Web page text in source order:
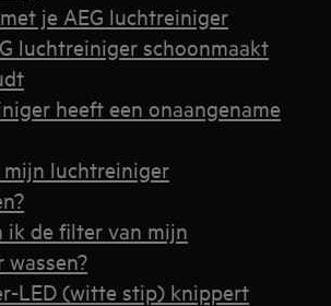
je AEG luchtreiniger
luchtreiniger schoonmaakt
heeft een onaangename
luchtreiniger
ik de filter van mijn
LED (witte stip) knippert